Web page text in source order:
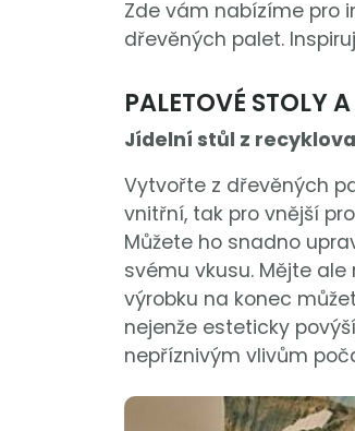
Zde vám nabízíme pro
dřevěných palet.
PALETOVÉ STOLY
Jídelní stůl z
Vytvořte z dřevěných
vnitřní, tak pro vnější
Můžete ho snadno
svému vkusu. Mějte
výrobku na konec
nejenže esteticky
nepříznivým vlivům